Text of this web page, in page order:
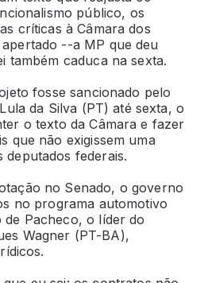
público, os
críticas à Câmara dos
--a MP que deu
também caduca na sexta.
fosse sancionado pelo
da Silva (PT) até sexta, o
o texto da Câmara e fazer
que não exigissem uma
deputados federais.
no Senado, o governo
no programa automotivo
de Pacheco, o líder do
Wagner (PT-BA),